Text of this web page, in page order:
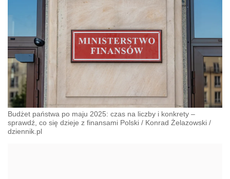
Budżet państwa po maju 2025: czas na liczby i konkrety –
sprawdź, co się dzieje z finansami Polski / Konrad Żelazowski /
dziennik.pl